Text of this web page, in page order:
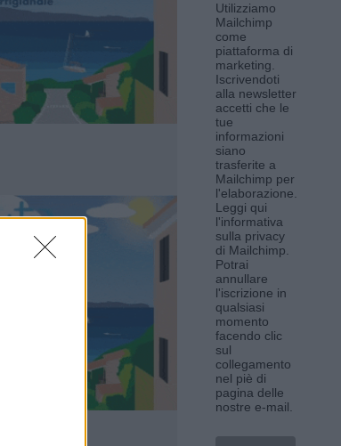
Utilizziamo
Mailchimp
come
piattaforma di
marketing.
Iscrivendoti
alla newsletter
accetti che le
tue
informazioni
siano
trasferite a
Mailchimp per
l'elaborazione.
Leggi qui
l'informativa
sulla privacy
di Mailchimp.
Potrai
annullare
l'iscrizione in
qualsiasi
momento
facendo clic
sul
collegamento
nel piè di
pagina delle
nostre e-mail.